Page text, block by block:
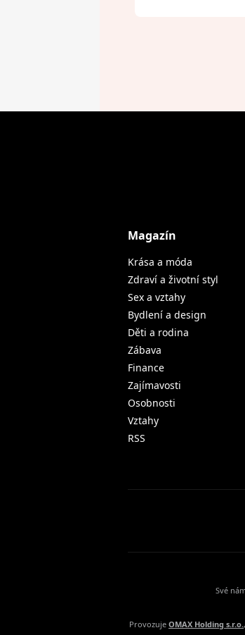
Magazín
Krása a móda
Zdraví a životní styl
Sex a vztahy
Bydlení a design
Děti a rodina
Zábava
Finance
Zajímavosti
Osobnosti
Vztahy
RSS
Své
Provozuje OMAX Holding s.r.o.